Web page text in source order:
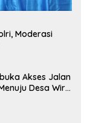
Moderasi
Akses Jalan
Desa Wira